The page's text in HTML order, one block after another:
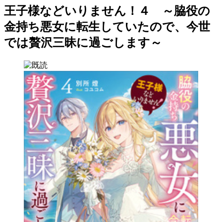
王子様などいりません！４ ～脇役の
金持ち悪女に転生していたので、今世
では贅沢三昧に過ごします～